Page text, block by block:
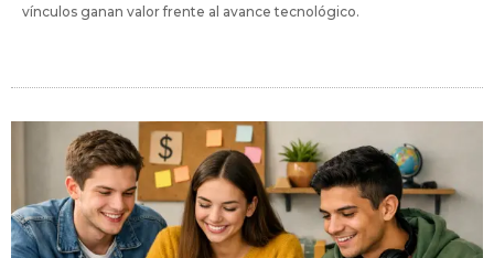
vínculos ganan valor frente al avance tecnológico.